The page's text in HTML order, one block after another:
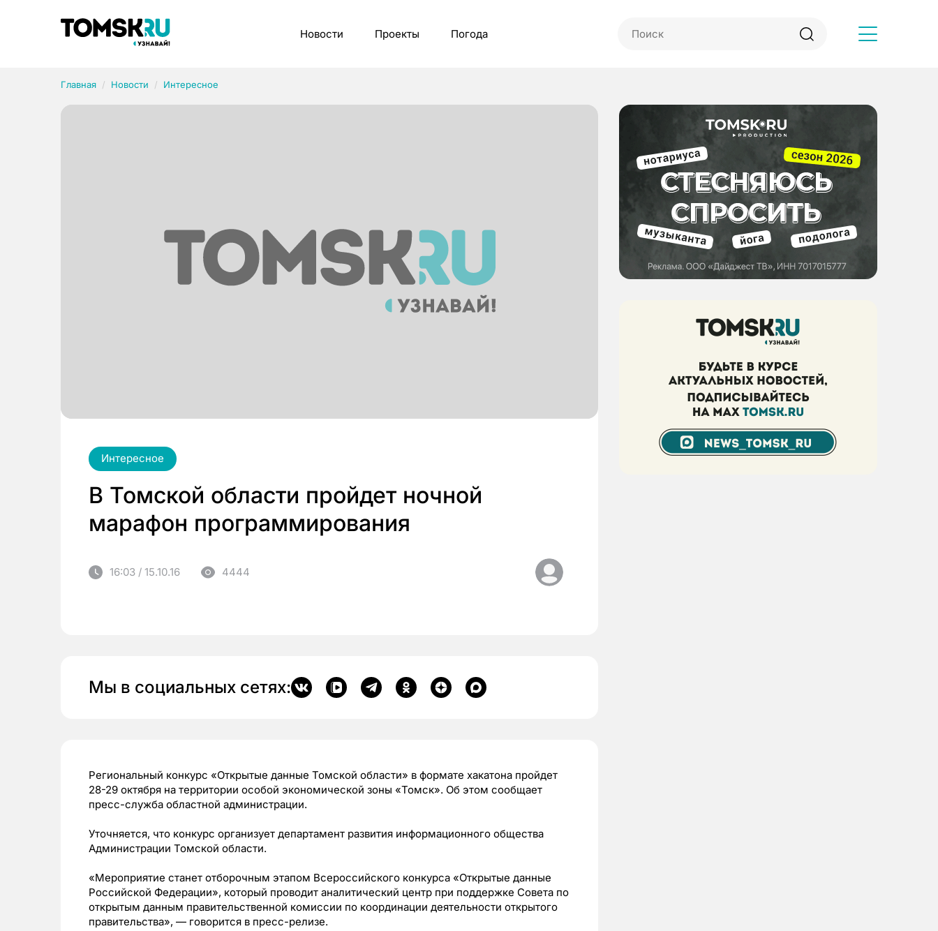
Новости Проекты Погода
Главная Новости Интересное
Интересное
В Томской области пройдет ночной
марафон программирования
16:03 / 15.10.16 4444
Мы в социальных сетях:
Региональный конкурс «Открытые данные Томской области» в формате хакатона пройдет
28-29 октября на территории особой экономической зоны «Томск». Об этом сообщает
пресс-служба областной администрации.
Уточняется, что конкурс организует департамент развития информационного общества
Администрации Томской области.
«Мероприятие станет отборочным этапом Всероссийского конкурса «Открытые данные
Российской Федерации», который проводит аналитический центр при поддержке Совета по
открытым данным правительственной комиссии по координации деятельности открытого
правительства», — говорится в пресс-релизе.
Рубрики